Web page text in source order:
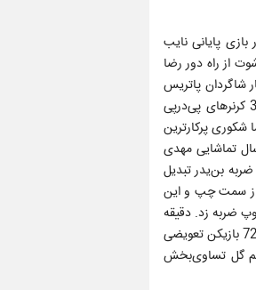
پایانی نایب
مشکل بخورند. دقیقه ۳ اولین موقعیت جدی با شوت از راه دور رضا
شاگردان پاتریس
کارترون قرار گرفت و هواداری‌ها با تجمع شدید نفرات در خط دفاعی به دنبال بسته نگه داشتن دروازه خود در دقایق ابتدایی بودند. دقیقه 32 کرنر‌های پی‌درپی
نیمه اول بود. هرچند مدافعان هوادار همه آنها را به خوبی و یکی پس از دیگری دفع کردند. تا دقیقه ۳۶ آرشا شکوری پرکارترین
ظاهر شد. در دقیقه 42 هوادار به گل رسید. ارسال تماشایی مهدی
محبی و ضربه بن‌یدر تبدیل
گل را مردود اعلام کرد. دقیقه ۵۳ بازهم ارسال عالی از سمت چپ و این
ضربه زد. دقیقه
۵۸ ارسال دقیق میلاد زکی‌پور روی ضربه ایستگاهی با ضربه سر نه چندان خوب محبی همراه شد و توپ از کنار دروازه هوادار به بیرون رفت. دقیقه 72 بازیکن تعویضی
گل تساوی‌بخش